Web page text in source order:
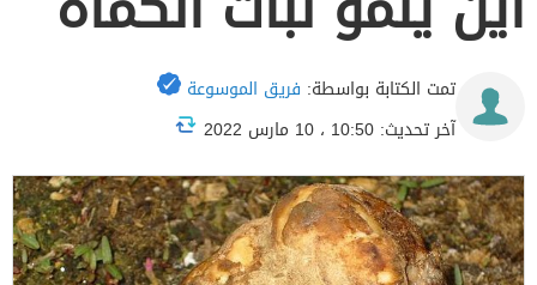
تمت الكتابة بواسطة: فريق الموسوعة
آخر تحديث: 10:50 ، 10 مارس 2022